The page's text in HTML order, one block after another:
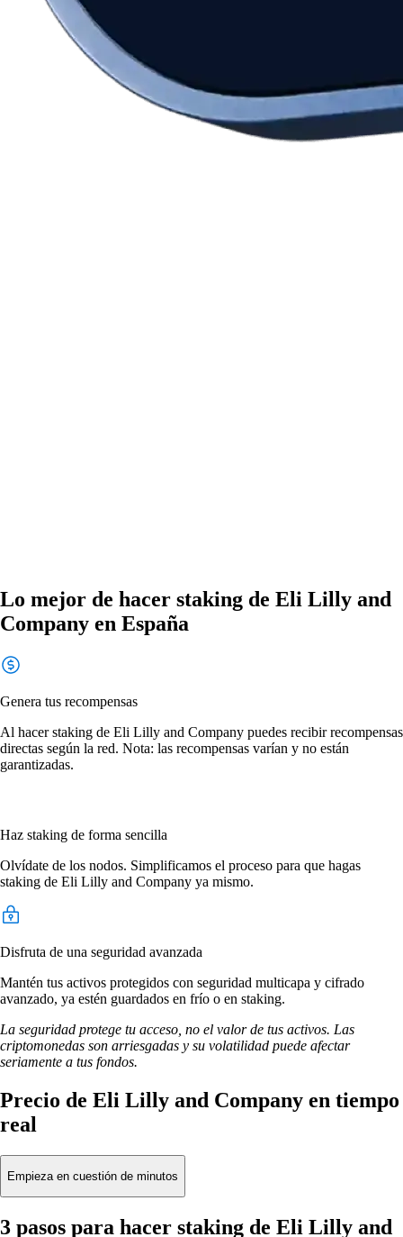
Lo mejor de hacer staking de Eli Lilly and
Company en España
Genera tus recompensas
Al hacer staking de Eli Lilly and Company puedes recibir recompensas
directas según la red. Nota: las recompensas varían y no están
garantizadas.
Haz staking de forma sencilla
Olvídate de los nodos. Simplificamos el proceso para que hagas
staking de Eli Lilly and Company ya mismo.
Disfruta de una seguridad avanzada
Mantén tus activos protegidos con seguridad multicapa y cifrado
avanzado, ya estén guardados en frío o en staking.
La seguridad protege tu acceso, no el valor de tus activos. Las
criptomonedas son arriesgadas y su volatilidad puede afectar
seriamente a tus fondos.
Precio de Eli Lilly and Company en tiempo
real
Empieza en cuestión de minutos
3 pasos para hacer staking de Eli Lilly and